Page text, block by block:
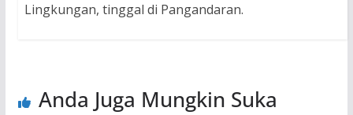
Lingkungan, tinggal di Pangandaran.
Anda Juga Mungkin Suka